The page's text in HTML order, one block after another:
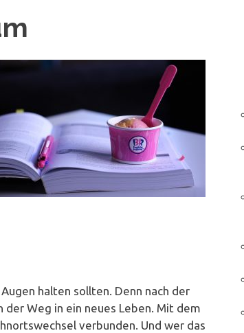
halten sollten. Denn nach der
Weg in ein neues Leben. Mit dem
verbunden. Und wer das